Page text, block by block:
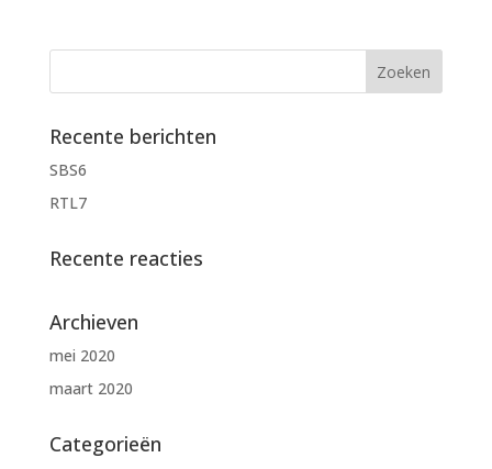
Recente berichten
SBS6
RTL7
Recente reacties
Archieven
mei 2020
maart 2020
Categorieën